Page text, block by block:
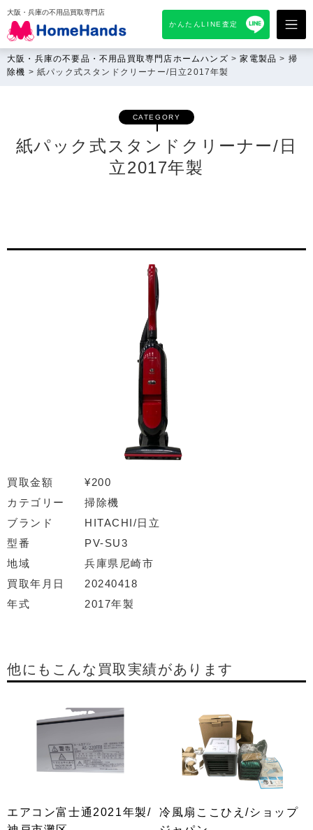
大阪・兵庫の不用品買取専門店
かんたんLINE査定
大阪・兵庫の不要品・不用品買取専門店ホームハンズ >家電製品 > 掃
除機 >紙パック式スタンドクリーナー/日立2017年製
CATEGORY
紙パック式スタンドクリーナー/日
立2017年製
買取金額
¥200
カテゴリー
掃除機
ブランド
HITACHI/日立
型番
PV-SU3
地域
兵庫県尼崎市
買取年月日
20240418
年式
2017年製
他にもこんな買取実績があります
エアコン富士通2021年製/
冷風扇ここひえ/ショップ